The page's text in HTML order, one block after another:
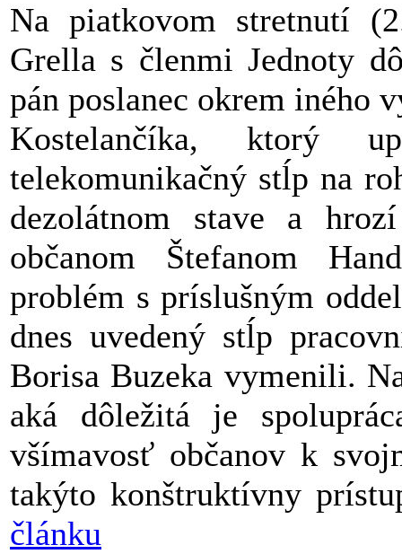
Na piatkovom stretnutí
Grella s členmi Jednoty
pán poslanec okrem iného
Kostelančíka, ktorý
telekomunikačný stĺp na
dezolátnom stave a
občanom Štefanom
problém s príslušným
dnes uvedený stĺp
Borisa Buzeka vymenili.
aká dôležitá je
všímavosť občanov k
takýto konštruktívny
článku